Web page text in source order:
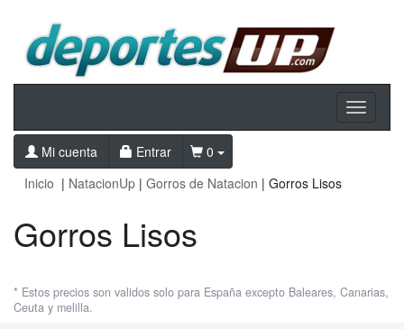
Toggle
Mi cuenta
Entrar
0
Inicio | NatacionUp | Gorros de Natacion | Gorros Lisos
Gorros Lisos
* Estos precios son validos solo para España excepto Baleares, Canarias,
Ceuta y melilla.